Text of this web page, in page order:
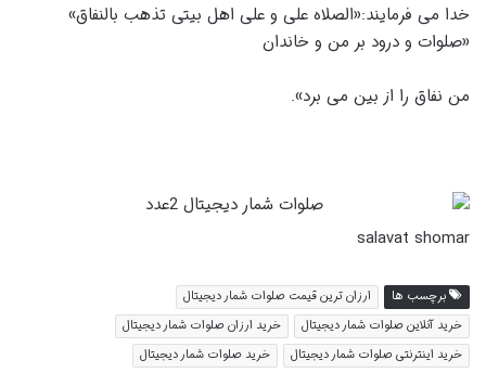
خدا می فرمایند:«الصلاه علی و علی اهل بیتی تذهب بالنفاق»
«صلوات و درود بر من و خاندان
من نفاق را از بین می برد».
salavat shomar
برچسب ها
ارزان ترین قیمت صلوات شمار دیجیتال
خرید آنلاین صلوات شمار دیجیتال
خرید ارزان صلوات شمار دیجیتال
خرید اینترنتی صلوات شمار دیجیتال
خرید صلوات شمار دیجیتال